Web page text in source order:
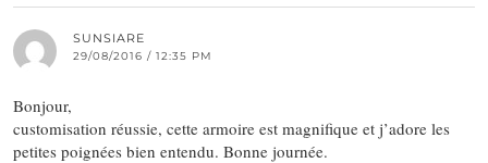
SUNSIARE
29/08/2016 / 12:35 PM
Bonjour,
customisation réussie, cette armoire est magnifique et j’adore les
petites poignées bien entendu. Bonne journée.